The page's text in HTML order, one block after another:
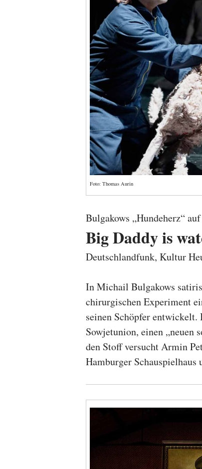
Foto: Thomas Aurin
Bulgakows „Hundeherz“
Big Daddy is
Deutschlandfunk, Kultur
In Michail Bulgakows
chirurgischen Experiment
seinen Schöpfer
Sowjetunion, einen „neuen
den Stoff versucht Armin
Hamburger Schauspielhaus